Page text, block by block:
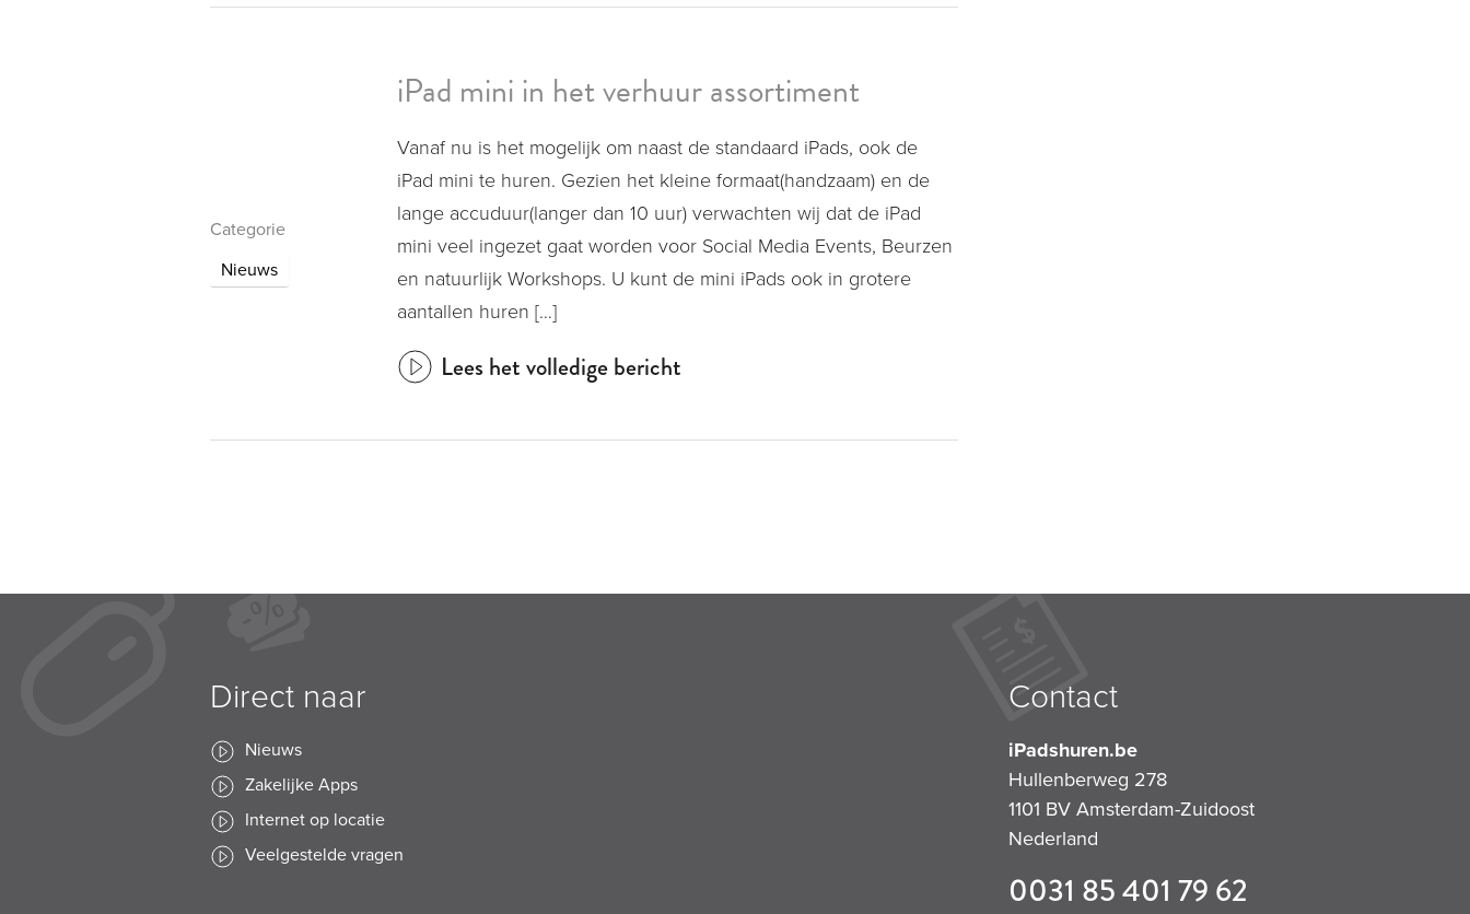
Categorie
Nieuws
iPad mini in het verhuur assortiment
Vanaf nu is het mogelijk om naast de standaard iPads, ook de
iPad mini te huren. Gezien het kleine formaat(handzaam) en de
lange accuduur(langer dan 10 uur) verwachten wij dat de iPad
mini veel ingezet gaat worden voor Social Media Events, Beurzen
en natuurlijk Workshops. U kunt de mini iPads ook in grotere
aantallen huren […]
Lees het volledige bericht
Direct naar
Nieuws
Zakelijke Apps
Internet op locatie
Veelgestelde vragen
Contact
iPadshuren.be
Hullenberweg 278
1101 BV Amsterdam-Zuidoost
Nederland
0031 85 401 79 62